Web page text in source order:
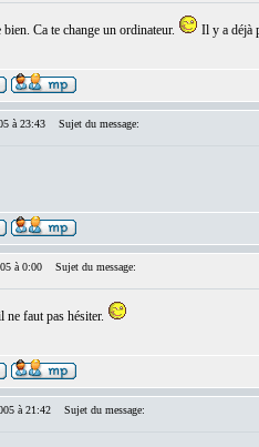
Ca te change un ordinateur. Il y a déjà
à 23:43 Sujet du message:
à 0:00 Sujet du message:
faut pas hésiter.
à 21:42 Sujet du message: